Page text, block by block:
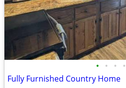
• • • •
Fully Furnished Country Home